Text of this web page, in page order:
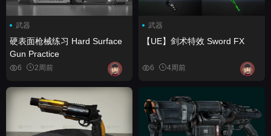
武器
硬表面枪械练习 Hard Surface
Gun Practice
6 2周前
武器
【UE】剑术特效 Sword FX
6 4周前